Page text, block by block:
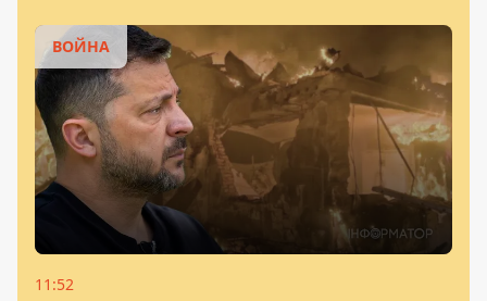
ВОЙНА
11:52